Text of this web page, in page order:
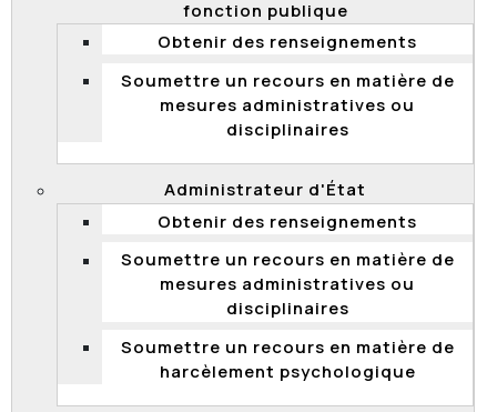
fonction publique
Obtenir des renseignements
Soumettre un recours en matière de
mesures administratives ou
disciplinaires
Administrateur d'État
Obtenir des renseignements
Soumettre un recours en matière de
mesures administratives ou
disciplinaires
Soumettre un recours en matière de
harcèlement psychologique
Quels sont les droits et obligations en
matière de harcèlement psychologique?
Le droit pour tous les salariés de bénéficier d’un
milieu de travail exempt de harcèlement
psychologique.
L’obligation pour l’employeur de prendre les
moyens raisonnables afin de prévenir le
lorsqu’il survient.
Qu’est-ce que le harcèlement